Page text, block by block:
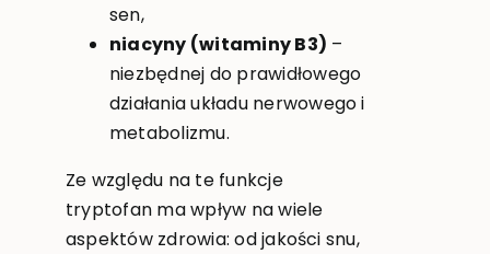
sen,
niacyny (witaminy B3) –
niezbędnej do prawidłowego
działania układu nerwowego i
metabolizmu.
Ze względu na te funkcje
tryptofan ma wpływ na wiele
aspektów zdrowia: od jakości snu,